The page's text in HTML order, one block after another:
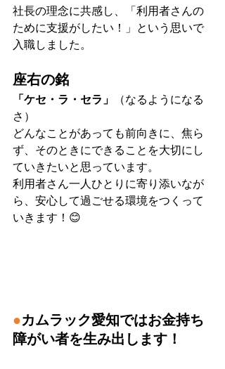
社長の理念に共感し、「利用者さんの
ために支援がしたい！」という思いで
入職しました。
座右の銘
「ケセ・ラ・セラ」
（なるようになる
さ）
どんなことがあっても前向きに、焦ら
ず、そのときにできることを大切にし
ていきたいと思っています。
利用者さん一人ひとりに寄り添いなが
ら、安心して過ごせる環境をつくって
いきます！😊
●カムラック愛知ではお金持ち
障がい者を生み出します！